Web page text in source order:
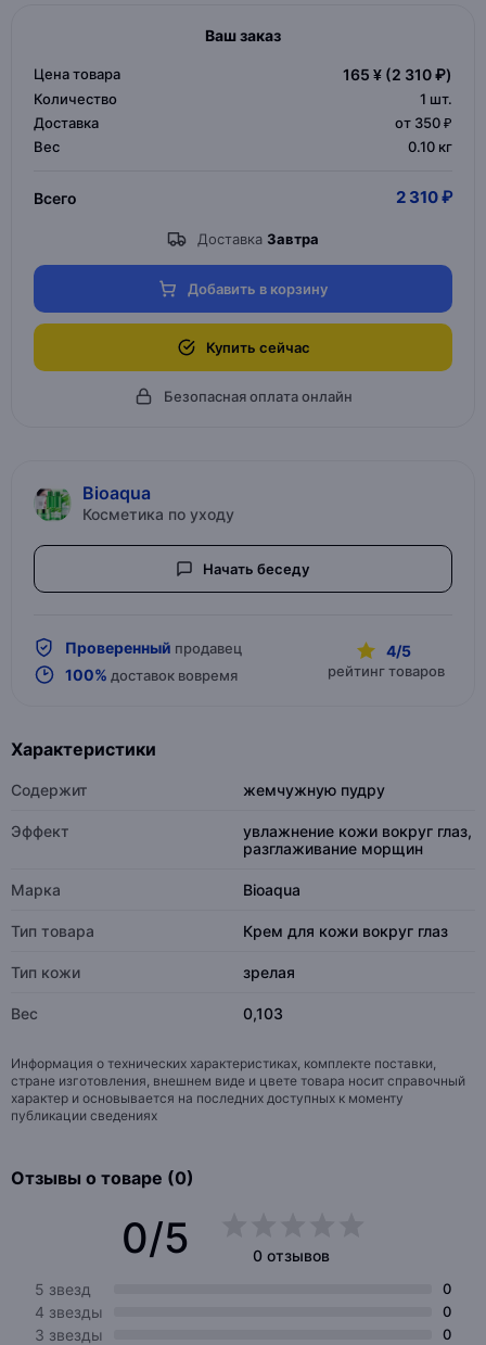
Ваш заказ
Цена товара 165 ¥ (2 310 ₽)
Количество 1 шт.
Доставка
от 350 ₽
Вес
0.10 кг
Всего 2 310 ₽
Доставка Завтра
Добавить в корзину
Купить сейчас
Безопасная оплата онлайн
Bioaqua
Косметика по уходу
Начать беседу
Проверенный продавец
100% доставок вовремя
4/5
рейтинг товаров
Характеристики
Содержит жемчужную пудру
Эффект
увлажнение кожи вокруг глаз,
разглаживание морщин
Марка Bioaqua
Тип товара Крем для кожи вокруг глаз
Тип кожи зрелая
Вес 0,103
Информация о технических характеристиках, комплекте поставки,
стране изготовления, внешнем виде и цвете товара носит справочный
характер и основывается на последних доступных к моменту
публикации сведениях
Отзывы о товаре (0)
0/5
0 отзывов
5 звезд
0
4 звезды 0
3 звезды 0